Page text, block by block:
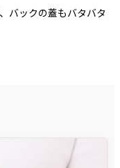
バックの蓋もバタバタ